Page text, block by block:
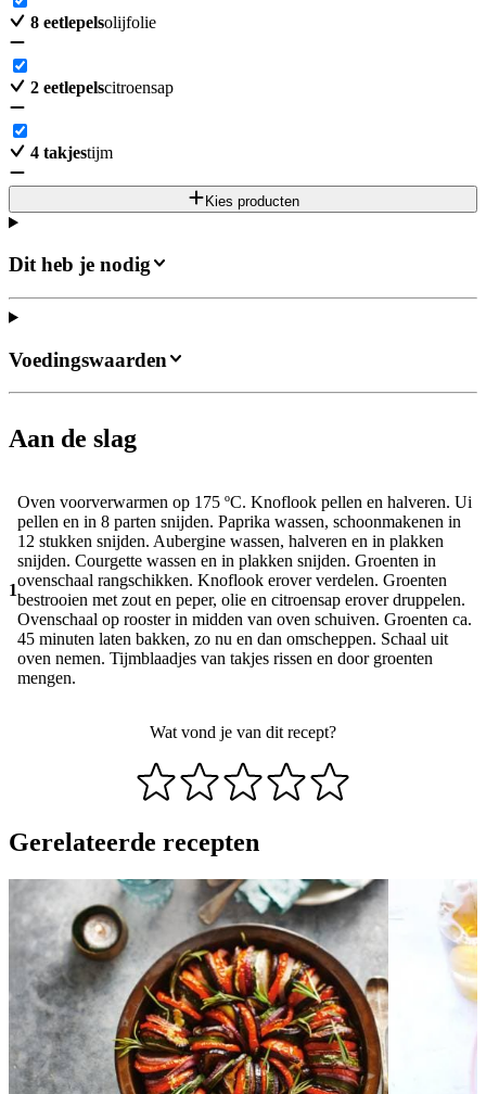
8 eetlepelsolijfolie
2 eetlepelscitroensap
4 takjestijm
Kies producten
Dit heb je nodig
Aan de slag
1
Oven voorverwarmen op 175 ºC. Knoflook pellen en halveren. Ui
pellen en in 8 parten snijden. Paprika wassen, schoonmakenen in
12 stukken snijden. Aubergine wassen, halveren en in plakken
snijden. Courgette wassen en in plakken snijden. Groenten in
ovenschaal rangschikken. Knoflook erover verdelen. Groenten
bestrooien met zout en peper, olie en citroensap erover druppelen.
Ovenschaal op rooster in midden van oven schuiven. Groenten ca.
45 minuten laten bakken, zo nu en dan omscheppen. Schaal uit
oven nemen. Tijmblaadjes van takjes rissen en door groenten
mengen.
Wat vond je van dit recept?
Voedingswaarden
Gerelateerde recepten